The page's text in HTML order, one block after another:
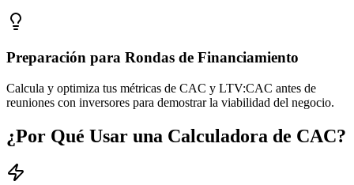
Preparación para Rondas de Financiamiento
Calcula y optimiza tus métricas de CAC y LTV:CAC antes de
reuniones con inversores para demostrar la viabilidad del negocio.
¿Por Qué Usar una Calculadora de CAC?